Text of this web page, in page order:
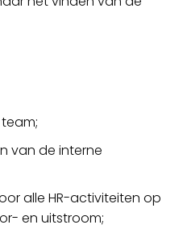
van de interne
alle HR-activiteiten op
en uitstroom;